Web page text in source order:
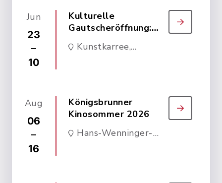
Jun
23
–
10
Kulturelle
Gautscheröffnung:
Aug
06
–
16
Königsbrunner
Kinosommer 2026